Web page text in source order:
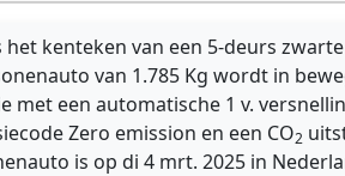
het kenteken van een 5-deurs
van 1.785 Kg wordt in
met een automatische 1 v.
Zero emission en een CO2
is op di 4 mrt. 2025 in